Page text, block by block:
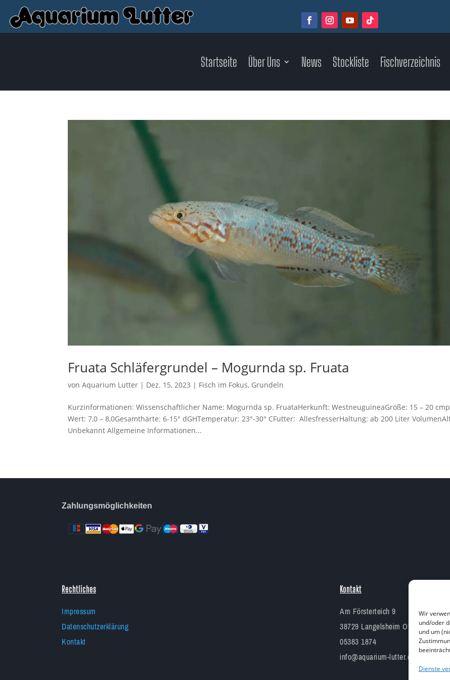
Wir
und/oder
und um
Dienste
Startseite Über Uns News Stockliste Fischverzeichnis
Fruata Schläfergrundel – Mogurnda sp. Fruata
vonAquarium Lutter | Dez. 15, 2023 | Fisch im Fokus, Grundeln
Kurzinformationen: Wissenschaftlicher Name: Mogurnda sp. FruataHerkunft: WestneuguineaGröße: 15 – 20
Wert: 7,0 – 8,0Gesamthärte: 6-15° dGHTemperatur: 23°-30° CFutter: AllesfresserHaltung: ab 200 Liter
Unbekannt Allgemeine Informationen...
Zahlungsmöglichkeiten
Rechtliches
Impressum
Datenschutzerklärung
Kontakt
Kontakt
Am Försterteich 9
38729 Langelsheim OT Lutter am
05383 1874
info@aquarium-lutter.de